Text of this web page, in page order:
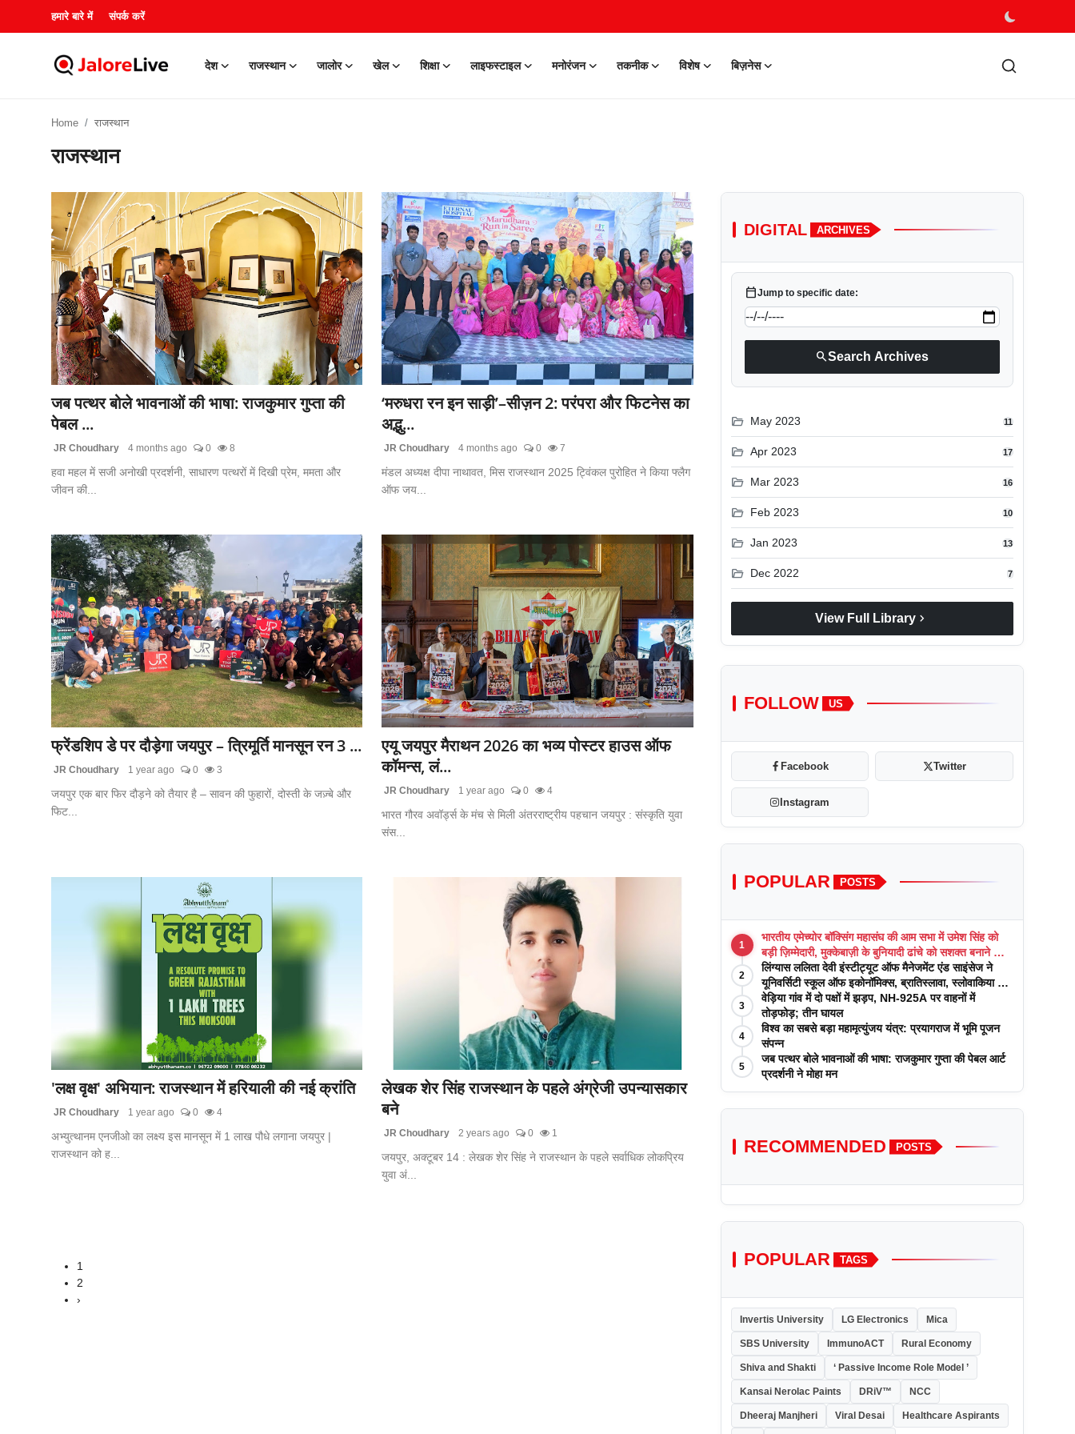
हमारे बारे में संपर्क करें
देश राजस्थान जालोर खेल शिक्षा लाइफस्टाइल मनोरंजन तकनीक विशेष बिज़नेस
राजस्थान
लाइफस्टाइल
Home राजस्थान
राजस्थान
जब पत्थर बोले भावनाओं की भाषा: राजकुमार गुप्ता की
पेबल ...
JR Choudhary 4 months ago 0 8
हवा महल में सजी अनोखी प्रदर्शनी, साधारण पत्थरों में दिखी प्रेम, ममता और
जीवन की...
‘मरुधरा रन इन साड़ी’–सीज़न 2: परंपरा और फिटनेस का
अद्भु...
JR Choudhary 4 months ago 0 7
मंडल अध्यक्ष दीपा नाथावत, मिस राजस्थान 2025 ट्विंकल पुरोहित ने किया फ्लैग
ऑफ जय...
फ्रेंडशिप डे पर दौड़ेगा जयपुर – त्रिमूर्ति मानसून रन 3 ...
JR Choudhary 1 year ago 0 3
जयपुर एक बार फिर दौड़ने को तैयार है – सावन की फुहारों, दोस्ती के जज़्बे और
फिट...
एयू जयपुर मैराथन 2026 का भव्य पोस्टर हाउस ऑफ
कॉमन्स, लं...
JR Choudhary 1 year ago 0 4
भारत गौरव अवॉर्ड्स के मंच से मिली अंतरराष्ट्रीय पहचान जयपुर : संस्कृति युवा
संस...
'लक्ष वृक्ष' अभियान: राजस्थान में हरियाली की नई क्रांति
JR Choudhary 1 year ago 0 4
अभ्युत्थानम एनजीओ का लक्ष्य इस मानसून में 1 लाख पौधे लगाना जयपुर |
राजस्थान को ह...
लेखक शेर सिंह राजस्थान के पहले अंग्रेजी उपन्यासकार
बने
JR Choudhary 2 years ago 0 1
जयपुर, अक्टूबर 14 : लेखक शेर सिंह ने राजस्थान के पहले सर्वाधिक लोकप्रिय
युवा अं...
1
2
›
DIGITAL ARCHIVES
calendar_todayJump to specific date:
searchSearch Archives
folder_open May 2023 11
folder_open Apr 2023 17
folder_open Mar 2023 16
folder_open Feb 2023 10
folder_open Jan 2023 13
folder_open Dec 2022 7
View Full Library chevron_right
FOLLOW US
Facebook Twitter
Instagram
POPULAR POSTS
1
भारतीय एमेच्योर बॉक्सिंग महासंघ की आम सभा में उमेश सिंह को
बड़ी ज़िम्मेदारी, मुक्केबाज़ी के बुनियादी ढांचे को सशक्त बनाने का
वादा
2
लिंग्यास ललिता देवी इंस्टीट्यूट ऑफ मैनेजमेंट एंड साइंसेज ने
यूनिवर्सिटी स्कूल ऑफ इकोनॉमिक्स, ब्रातिस्लावा, स्लोवाकिया के
साथ अकादमिक पत्रिकाओं में प्रकाशन रणनीतियों पर एक
दिवसीय कार्यशाला का आयोजन किया
3
वेड़िया गांव में दो पक्षों में झड़प, NH-925A पर वाहनों में
तोड़फोड़; तीन घायल
4
विश्व का सबसे बड़ा महामृत्युंजय यंत्र: प्रयागराज में भूमि पूजन
संपन्न
5
जब पत्थर बोले भावनाओं की भाषा: राजकुमार गुप्ता की पेबल आर्ट
प्रदर्शनी ने मोहा मन
RECOMMENDED POSTS
POPULAR TAGS
Invertis University LG Electronics Mica
SBS University ImmunoACT Rural Economy
Shiva and Shakti ‘ Passive Income Role Model ’
Kansai Nerolac Paints DRiV™ NCC
Dheeraj Manjheri Viral Desai Healthcare Aspirants